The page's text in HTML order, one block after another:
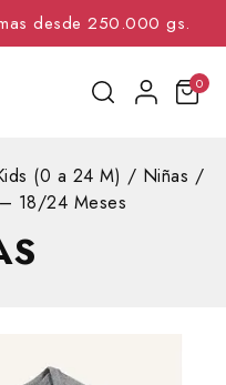
desde 250.000 gs.
0
(0 a 24 M) / Niñas /
18/24 Meses